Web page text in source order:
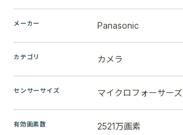
メーカー Panasonic
カテゴリ カメラ
センサーサイズ マイクロフォーサーズ
有効画素数 2521万画素